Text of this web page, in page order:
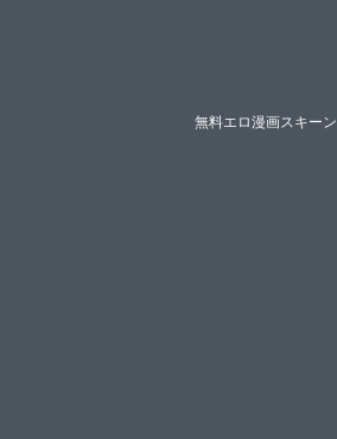
無料エロ漫画スキーン